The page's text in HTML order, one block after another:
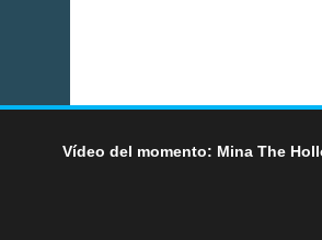
Vídeo del momento: Mina The